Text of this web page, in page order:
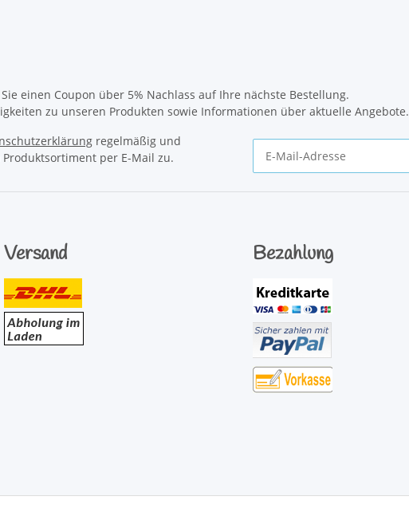
einen Coupon über 5% Nachlass auf Ihre nächste Bestellung.
zu unseren Produkten sowie Informationen über aktuelle Angebote.
regelmäßig und
per E-Mail zu.
Versand Bezahlung